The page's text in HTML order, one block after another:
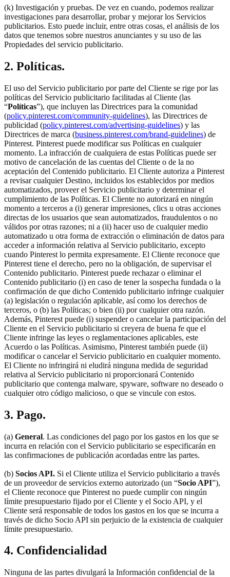
(k) Investigación y pruebas. De vez en cuando, podemos realizar
investigaciones para desarrollar, probar y mejorar los Servicios
publicitarios. Esto puede incluir, entre otras cosas, el análisis de los
datos que tenemos sobre nuestros anunciantes y su uso de las
Propiedades del servicio publicitario.
2. Políticas.
El uso del Servicio publicitario por parte del Cliente se rige por las
políticas del Servicio publicitario facilitadas al Cliente (las
“Políticas”), que incluyen las Directrices para la comunidad
(policy.pinterest.com/community-guidelines), las Directrices de
publicidad (policy.pinterest.com/advertising-guidelines) y las
Directrices de marca (business.pinterest.com/brand-guidelines) de
Pinterest. Pinterest puede modificar sus Políticas en cualquier
momento. La infracción de cualquiera de estas Políticas puede ser
motivo de cancelación de las cuentas del Cliente o de la no
aceptación del Contenido publicitario. El Cliente autoriza a Pinterest
a revisar cualquier Destino, incluidos los establecidos por medios
automatizados, proveer el Servicio publicitario y determinar el
cumplimiento de las Políticas. El Cliente no autorizará en ningún
momento a terceros a (i) generar impresiones, clics u otras acciones
directas de los usuarios que sean automatizados, fraudulentos o no
válidos por otras razones; ni a (ii) hacer uso de cualquier medio
automatizado u otra forma de extracción o eliminación de datos para
acceder a información relativa al Servicio publicitario, excepto
cuando Pinterest lo permita expresamente. El Cliente reconoce que
Pinterest tiene el derecho, pero no la obligación, de supervisar el
Contenido publicitario. Pinterest puede rechazar o eliminar el
Contenido publicitario (i) en caso de tener la sospecha fundada o la
confirmación de que dicho Contenido publicitario infringe cualquier
(a) legislación o regulación aplicable, así como los derechos de
terceros, o (b) las Políticas; o bien (ii) por cualquier otra razón.
Además, Pinterest puede (i) suspender o cancelar la participación del
Cliente en el Servicio publicitario si creyera de buena fe que el
Cliente infringe las leyes o reglamentaciones aplicables, este
Acuerdo o las Políticas. Asimismo, Pinterest también puede (ii)
modificar o cancelar el Servicio publicitario en cualquier momento.
El Cliente no infringirá ni eludirá ninguna medida de seguridad
relativa al Servicio publicitario ni proporcionará Contenido
publicitario que contenga malware, spyware, software no deseado o
cualquier otro código malicioso, o que se vincule con estos.
3. Pago.
(a) General. Las condiciones del pago por los gastos en los que se
incurra en relación con el Servicio publicitario se especificarán en
las confirmaciones de publicación acordadas entre las partes.
(b) Socios API. Si el Cliente utiliza el Servicio publicitario a través
de un proveedor de servicios externo autorizado (un “Socio API”),
el Cliente reconoce que Pinterest no puede cumplir con ningún
límite presupuestario fijado por el Cliente y el Socio API, y el
Cliente será responsable de todos los gastos en los que se incurra a
través de dicho Socio API sin perjuicio de la existencia de cualquier
límite presupuestario.
4. Confidencialidad
Ninguna de las partes divulgará la Información confidencial de la